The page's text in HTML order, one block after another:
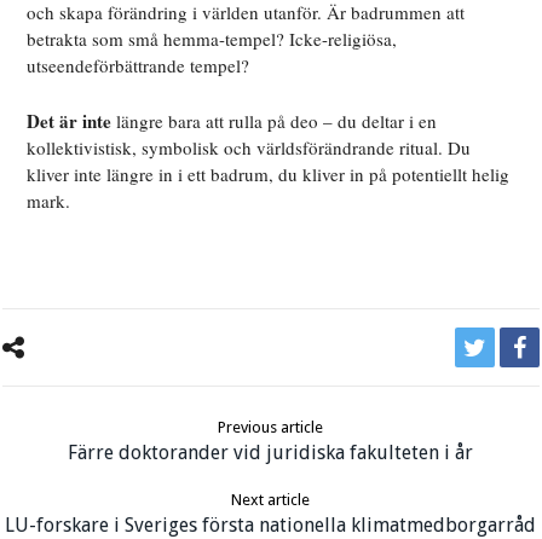
och skapa förändring i världen utanför. Är badrummen att
betrakta som små hemma-tempel? Icke-religiösa,
utseendeförbättrande tempel?
Det är inte längre bara att rulla på deo – du deltar i en
kollektivistisk, symbolisk och världsförändrande ritual. Du
kliver inte längre in i ett badrum, du kliver in på potentiellt helig
mark.
Previous article
Färre doktorander vid juridiska fakulteten i år
Next article
LU-forskare i Sveriges första nationella klimatmedborgarråd